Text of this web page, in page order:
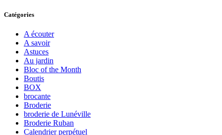
Catégories
A écouter
A savoir
Astuces
Au jardin
Bloc of the Month
Boutis
BOX
brocante
Broderie
broderie de Lunéville
Broderie Ruban
Calendrier perpétuel